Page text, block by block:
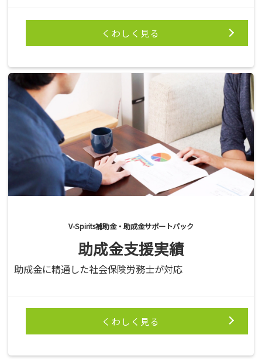
くわしく見る
V-Spirits補助金・助成金サポートパック
助成金支援実績
助成金に精通した社会保険労務士が対応
くわしく見る